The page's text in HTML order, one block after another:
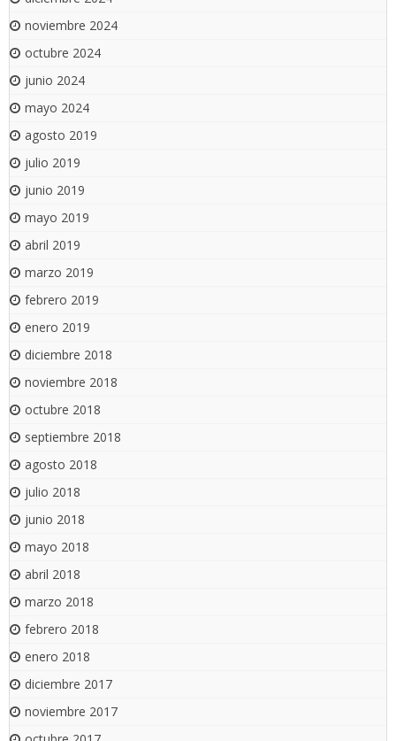
noviembre 2024
octubre 2024
junio 2024
mayo 2024
agosto 2019
julio 2019
junio 2019
mayo 2019
abril 2019
marzo 2019
febrero 2019
enero 2019
diciembre 2018
noviembre 2018
octubre 2018
septiembre 2018
agosto 2018
julio 2018
junio 2018
mayo 2018
abril 2018
marzo 2018
febrero 2018
enero 2018
diciembre 2017
noviembre 2017